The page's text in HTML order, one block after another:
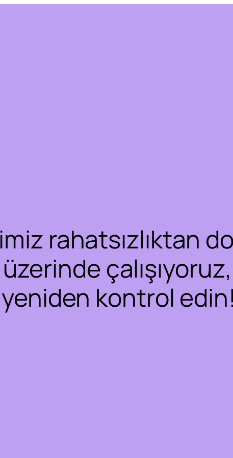
rahatsızlıktan
yeniden kontrol edin!